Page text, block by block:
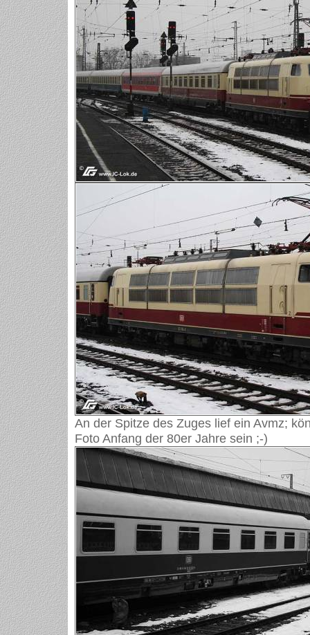
An der Spitze des Zuges lief ein Avmz;
Foto Anfang der 80er Jahre sein ;-)